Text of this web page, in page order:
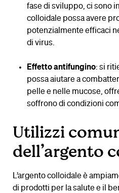
fase di sviluppo, ci sono
colloidale possa avere
potenzialmente efficaci
di virus.
Effetto antifungino: si
possa aiutare a
pelle e nelle mucose,
soffrono di condizioni
Utilizzi
dell’argento
L’argento colloidale è
di prodotti per la salute e il